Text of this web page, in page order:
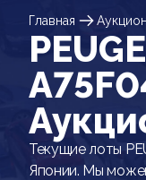
Главная
Текущие лоты
Японии. Мы